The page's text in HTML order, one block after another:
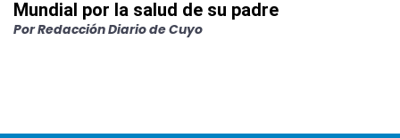
Mundial por la salud de su padre
PorRedacción Diario de Cuyo